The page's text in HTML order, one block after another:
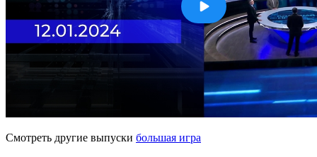
Смотреть другие выпуски большая игра